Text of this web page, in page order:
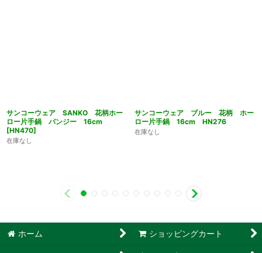
サンコーウェア SANKO 花柄ホー
ロー片手鍋 パンジー 16cm
[HN470]
在庫なし
サンコーウェア ブルー 花柄 ホー
ロー片手鍋 16cm HN276
在庫なし
ホーム ショッピングカート